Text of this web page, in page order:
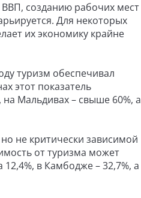
созданию рабочих мест
Для некоторых
их экономику крайне
туризм обеспечивал
этот показатель
Мальдивах – свыше 60%, а
не критически зависимой
от туризма может
в Камбодже – 32,7%, а